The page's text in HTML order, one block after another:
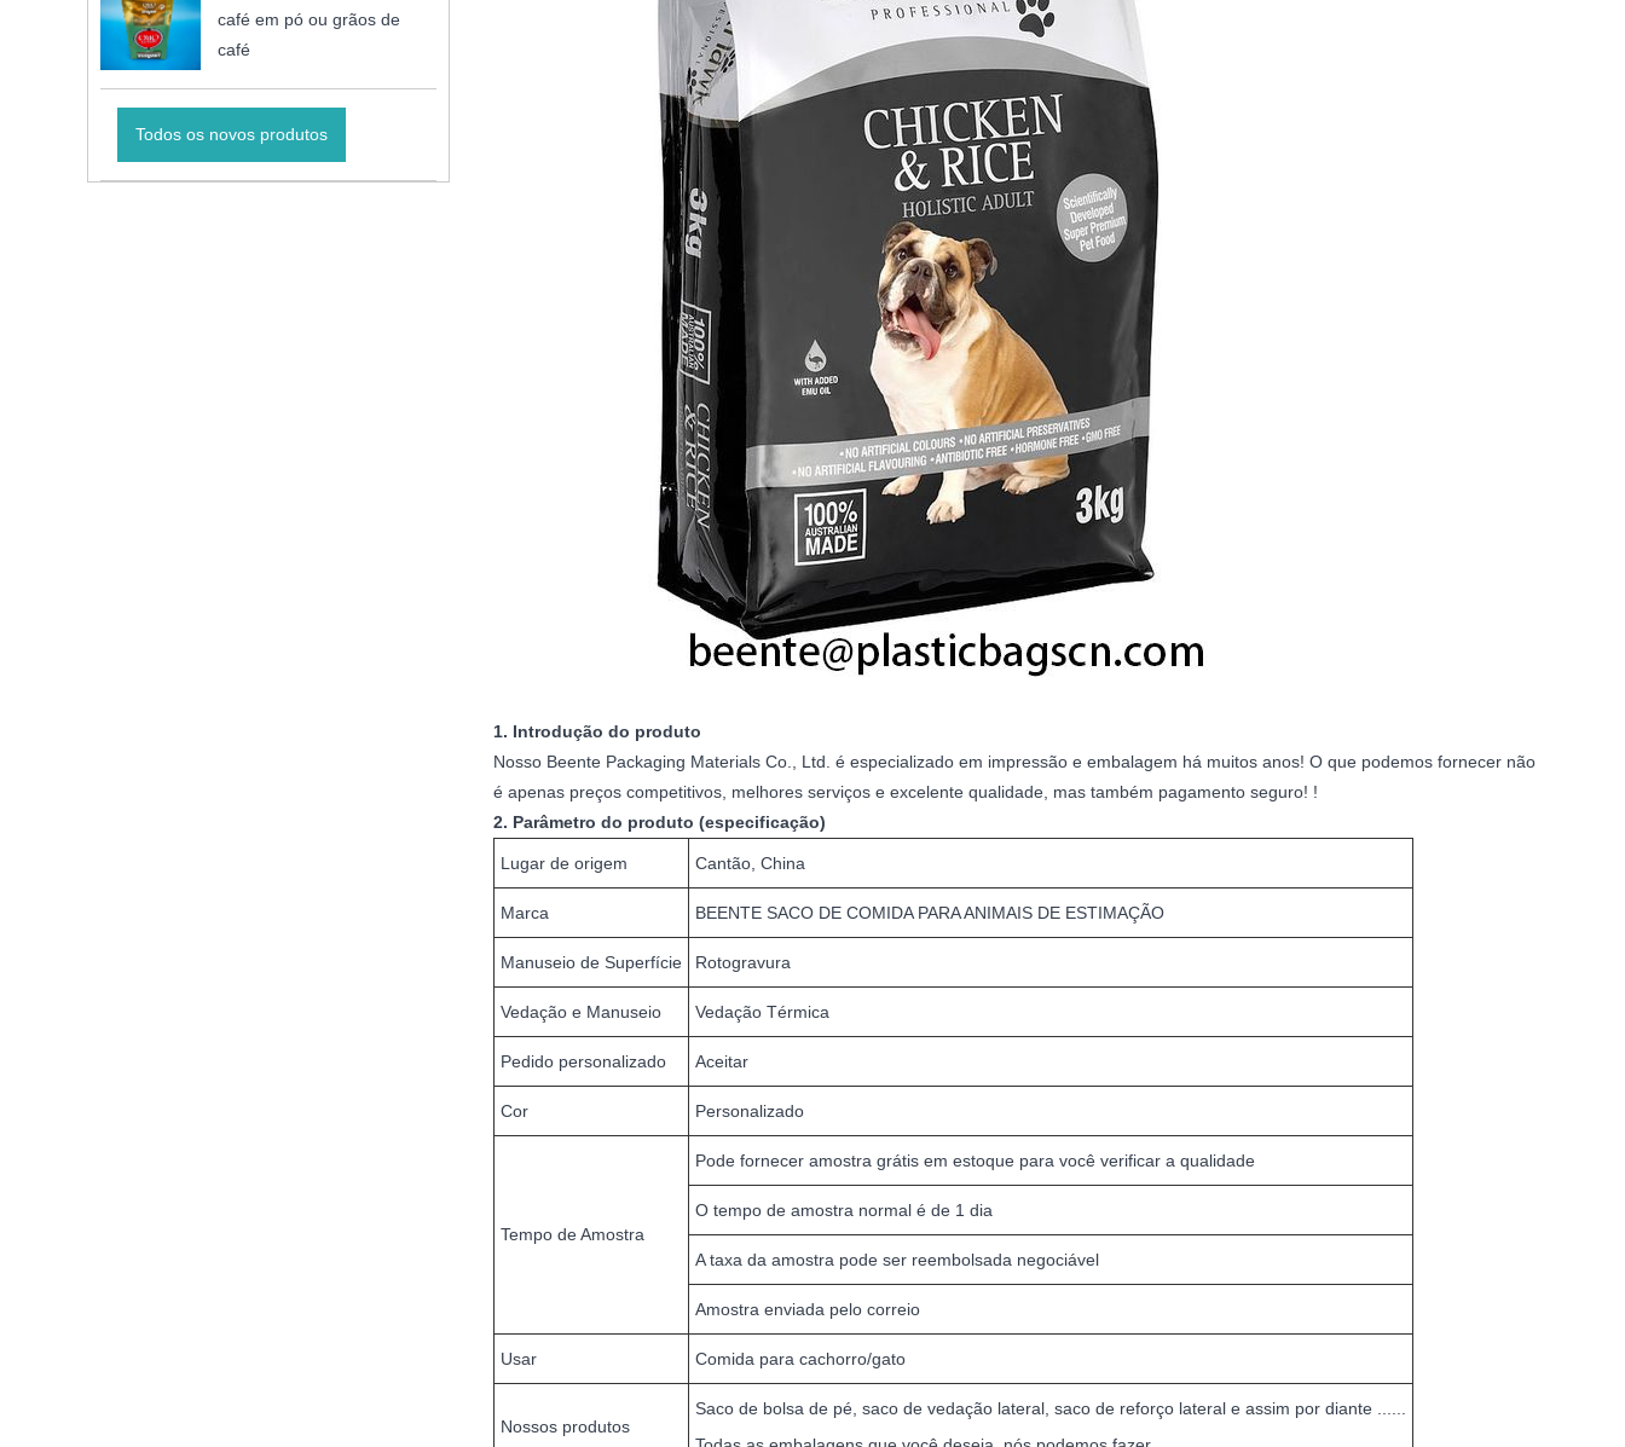
café em pó ou grãos de
café
Todos os novos produtos
1. Introdução do produto
Nosso Beente Packaging Materials Co., Ltd. é especializado em impressão e embalagem há muitos anos! O que podemos fornecer não
é apenas preços competitivos, melhores serviços e excelente qualidade, mas também pagamento seguro! !
2. Parâmetro do produto (especificação)
Lugar de origem Cantão, China
Marca BEENTE SACO DE COMIDA PARA ANIMAIS DE ESTIMAÇÃO
Manuseio de Superfície Rotogravura
Vedação e Manuseio Vedação Térmica
Pedido personalizado Aceitar
Cor Personalizado
Tempo de Amostra
Pode fornecer amostra grátis em estoque para você verificar a qualidade
O tempo de amostra normal é de 1 dia
A taxa da amostra pode ser reembolsada negociável
Amostra enviada pelo correio
Usar Comida para cachorro/gato
Nossos produtos
Saco de bolsa de pé, saco de vedação lateral, saco de reforço lateral e assim por diante ......